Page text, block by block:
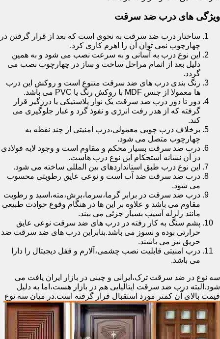
ویژگی های درب ضد سرقت
ساختار درب ضد سرقت به نحوی است که بعد از قرار گرفتن در
چهارچوب نمی توان آن را اهرم کاری کرد.
این نوع درب به آسانی و به سرعت نصب می شود و به همین
دلیل بعد از اتمام مراحل ساخت و ساز در چهارچوب نصب می
گردد.
رنگ بندی درب های ضد سرقت متنوع است و روکش این درب
ها معمولا از جنس MDF با روکش رنگ یا PVC می باشد.
دور تا دور درب ضد سرقت یک نوار پلاستیکی یا درزگیر قرار
گرفته که از هدر رفت انرژی و نفوذ گرد و غبار جلوگیری می
کند.
برخلاف درب چوبی معمولی،درب امنیتی از چند نقطه به
چهارچوب متصل می شود.
درب ضد سرقت بسیار محکم و مقاوم است و وجود لایه فولادی
در آن نشانه استحکام این نوع درب هاست.
این نوع درب طبق استانداردهای بین المللی ساخته می شود.
درب ضد سرقت ضد آب است و نوعی عایق رطوبتی محسوب
می شود.
درب ضد سرقت در برابر گرما،سرما،برش،مته،اسید و رطوبت
مقاوم می باشد و علاوه بر این ها در هنگام وقوع حوادث طبیعی
مانند زلزله آسیب بسیار جزئی می بیند.
پشم سنگ به کار رفته در درب های ضد سرقت نوعی عایق
حرارتی بوده و نسوز می باشد.بنابراین درب های ضد سرقت ضد
حریق نیز می باشند.
درب امنیتی قابلیت نصب چشمی،آلارم و قفل دیجیتال را دارا
می باشد.
سه نوع در ضد سرقت ترک،ایرانی و چینی در بازار ایران یافت می
شود.البته درب ضد سرقت ایتالیایی هم در بازار هست،اما به دلیل
قیمت بالای آن کمتر مورد استقبال قرار گرفته است.در میان سه نوع